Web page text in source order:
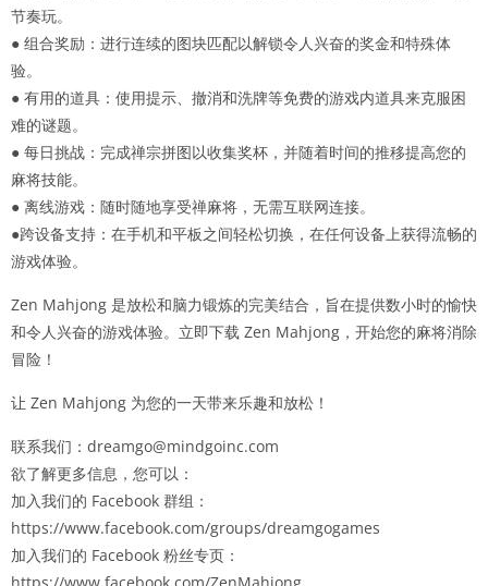
节奏玩。
● 组合奖励：进行连续的图块匹配以解锁令人兴奋的奖金和特殊体
验。
● 有用的道具：使用提示、撤消和洗牌等免费的游戏内道具来克服困
难的谜题。
● 每日挑战：完成禅宗拼图以收集奖杯，并随着时间的推移提高您的
麻将技能。
● 离线游戏：随时随地享受禅麻将，无需互联网连接。
●跨设备支持：在手机和平板之间轻松切换，在任何设备上获得流畅的
游戏体验。
Zen Mahjong 是放松和脑力锻炼的完美结合，旨在提供数小时的愉快
和令人兴奋的游戏体验。立即下载 Zen Mahjong，开始您的麻将消除
冒险！
让 Zen Mahjong 为您的一天带来乐趣和放松！
联系我们：dreamgo@mindgoinc.com
欲了解更多信息，您可以：
加入我们的 Facebook 群组：
https://www.facebook.com/groups/dreamgogames
加入我们的 Facebook 粉丝专页：
https://www.facebook.com/ZenMahjong